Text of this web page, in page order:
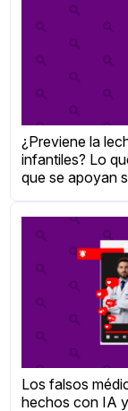
¿Previene la
infantiles? Lo
que se apoyan
Los falsos
hechos con IA